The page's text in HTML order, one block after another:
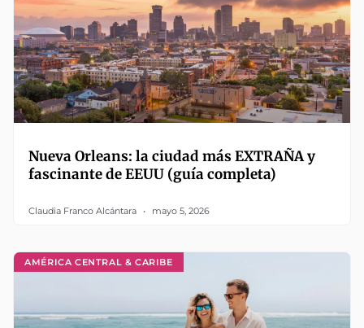
Nueva Orleans: la ciudad más EXTRAÑA y
fascinante de EEUU (guía completa)
Claudia Franco Alcántara mayo 5, 2026
AMÉRICA CENTRAL & CARIBE